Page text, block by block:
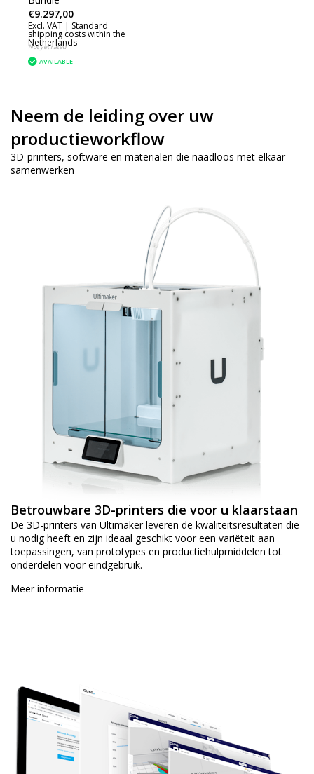
€9.297,00
Excl. VAT | Standard
shipping costs within the
Netherlands
Not yet rated
AVAILABLE
Neem de leiding over uw
productieworkflow
3D-printers, software en materialen die naadloos met elkaar
samenwerken
Betrouwbare 3D-printers die voor u klaarstaan
De 3D-printers van Ultimaker leveren de kwaliteitsresultaten die
u nodig heeft en zijn ideaal geschikt voor een variëteit aan
toepassingen, van prototypes en productiehulpmiddelen tot
onderdelen voor eindgebruik.
Meer informatie